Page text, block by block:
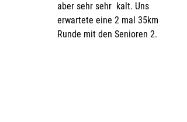
aber sehr sehr  kalt. Uns
erwartete eine 2 mal 35km
Runde mit den Senioren 2.